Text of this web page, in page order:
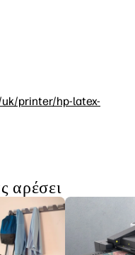
printer/hp-latex-
αρέσει